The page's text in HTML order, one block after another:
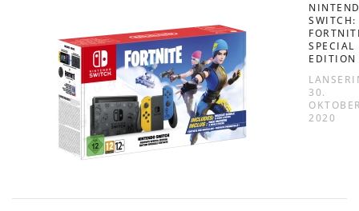
SWITCH:
SPECIAL
EDITION
30.
2020